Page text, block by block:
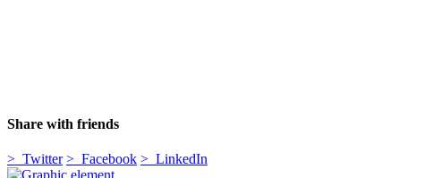
Share with friends
> Twitter > Facebook > LinkedIn